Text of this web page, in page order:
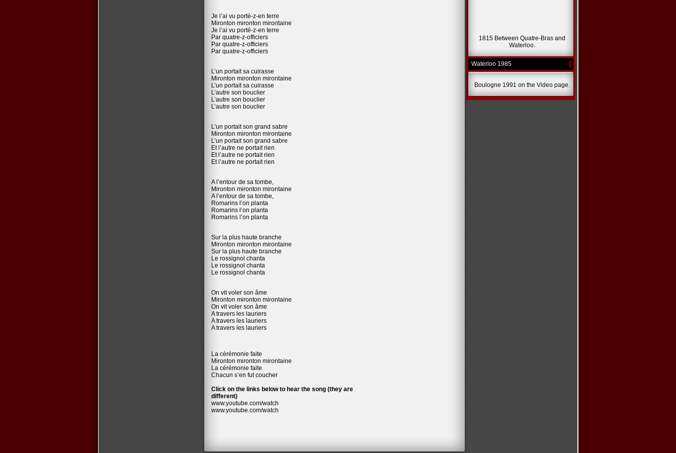
Je l’ai vu porté-z-en terre
Mironton mironton mirontaine
Je l’ai vu porté-z-en terre
Par quatre-z-officiers
Par quatre-z-officiers
Par quatre-z-officiers
L’un portait sa cuirasse
Mironton mironton mirontaine
L’un portait sa cuirasse
L’autre son bouclier
L’autre son bouclier
L’autre son bouclier
L’un portait son grand sabre
Mironton mironton mirontaine
L’un portait son grand sabre
Et l’autre ne portait rien
Et l’autre ne portait rien
Et l’autre ne portait rien
A l’entour de sa tombe,
Mironton mironton mirontaine
A l’entour de sa tombe,
Romarins l’on planta
Romarins l’on planta
Romarins l’on planta
Sur la plus haute branche
Mironton mironton mirontaine
Sur la plus haute branche
Le rossignol chanta
Le rossignol chanta
Le rossignol chanta
On vit voler son âme
Mironton mironton mirontaine
On vit voler son âme
A travers les lauriers
A travers les lauriers
A travers les lauriers
La cérémonie faite
Mironton mironton mirontaine
La cérémonie faite
Chacun s’en fut coucher
Click on the links below to hear the song (they are
different)
www.youtube.com/watch
www.youtube.com/watch
1815 Between Quatre-Bras and
Waterloo.
Waterloo 1985
Boulogne 1991 on the Video page.